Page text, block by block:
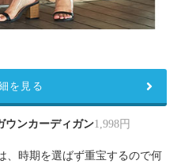
ウンカーディガン1,998円
、時期を選ばず重宝するので何
を見る